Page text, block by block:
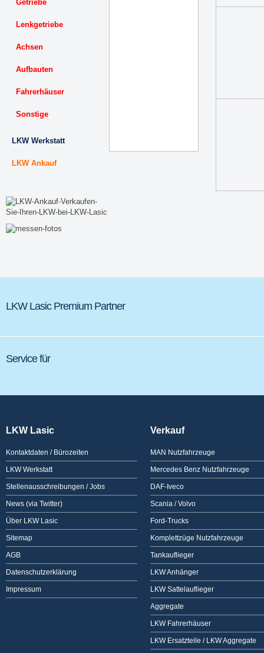
Getriebe
Lenkgetriebe
Achsen
Aufbauten
Fahrerhäuser
Sonstige
LKW Werkstatt
LKW Ankauf
LKW Lasic Premium Partner
Service für
LKW Lasic
Kontaktdaten / Bürozeiten
LKW Werkstatt
Stellenausschreibungen / Jobs
News (via Twitter)
Über LKW Lasic
Sitemap
AGB
Datenschutzerklärung
Impressum
Verkauf
MAN Nutzfahrzeuge
Mercedes Benz Nutzfahrzeuge
DAF-Iveco
Scania / Volvo
Ford-Trucks
Komplettzüge Nutzfahrzeuge
Tankauflieger
LKW Anhänger
LKW Sattelauflieger
Aggregate
LKW Fahrerhäuser
LKW Ersatzteile / LKW Aggregate